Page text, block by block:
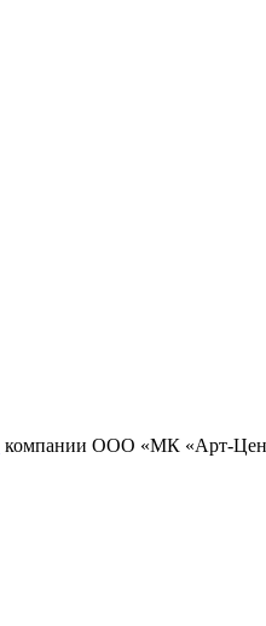
компании ООО «МК «Арт-